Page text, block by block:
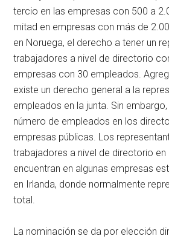
tercio en las empresas con 500 a
mitad en empresas con más de
en Noruega, el derecho a tener un
trabajadores a nivel de directorio
empresas con 30 empleados.
existe un derecho general a la
empleados en la junta. Sin
número de empleados en los
empresas públicas. Los
trabajadores a nivel de directorio en
encuentran en algunas empresas
en Irlanda, donde normalmente
total.
La nominación se da por elección